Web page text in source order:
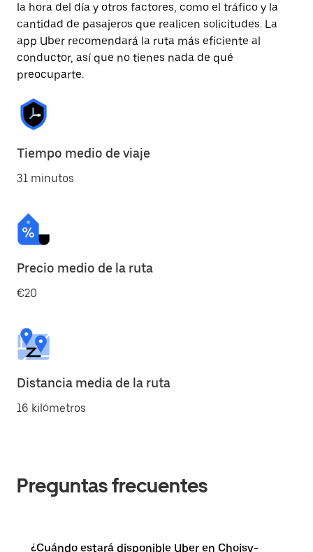
la hora del día y otros factores, como el tráfico y la
cantidad de pasajeros que realicen solicitudes. La
app Uber recomendará la ruta más eficiente al
conductor, así que no tienes nada de qué
preocuparte.
Tiempo medio de viaje
31 minutos
Precio medio de la ruta
€20
Distancia media de la ruta
16 kilómetros
Preguntas frecuentes
¿Cuándo estará disponible Uber en Choisy-